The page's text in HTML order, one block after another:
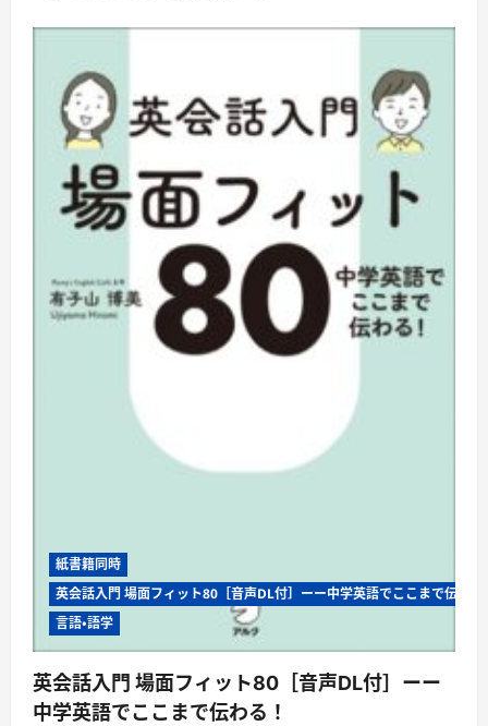
紙書籍同時
英会話入門 場面フィット80［音声DL付］ーー中学英語でここまで伝わる
言語・語学
英会話入門 場面フィット80［音声DL付］ーー
中学英語でここまで伝わる！